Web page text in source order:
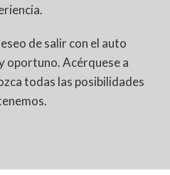
de salir con el auto
oportuno. Acérquese a
todas las posibilidades